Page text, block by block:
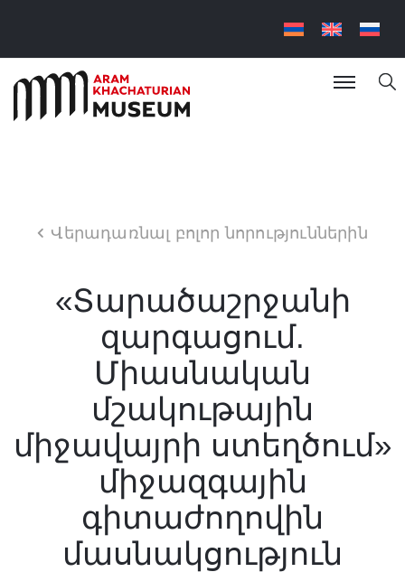
Վերադառնալ բոլոր նորություններին
«Տարածաշրջանի
զարգացում.
Միասնական
մշակութային
միջավայրի ստեղծում»
միջազգային
գիտաժողովին
մասնակցություն